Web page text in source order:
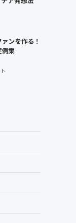
ンを作る！
例集